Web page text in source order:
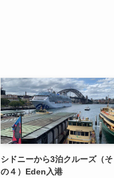
シドニーから3泊クルーズ（そ
の４）Eden入港